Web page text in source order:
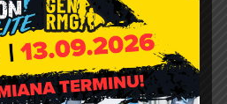
57726-56911-GBSAJ-23
podawcze)